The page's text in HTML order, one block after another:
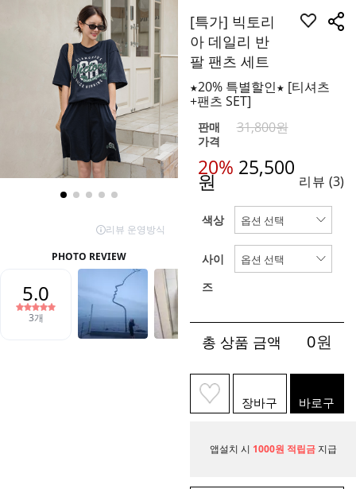
[특가] 빅토리
아 데일리 반
팔 팬츠 세트
★20% 특별할인★ [티셔츠
+팬츠 SET]
판매
가격
31,800원
20% 25,500
원 리뷰 (3)
색상
사이
즈
총 상품 금액 0원
장바구
니
바로구
매
앱설치 시 1000원 적립금 지급